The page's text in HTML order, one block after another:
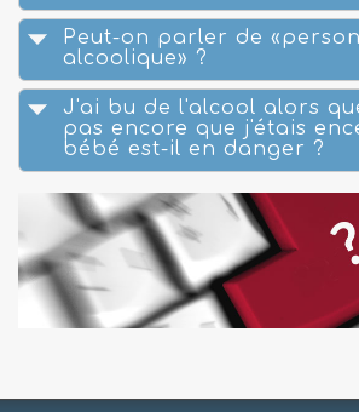
Peut-on parler de
alcoolique» ?
J'ai bu de l'alcool alors
pas encore que j'étais
bébé est-il en danger ?